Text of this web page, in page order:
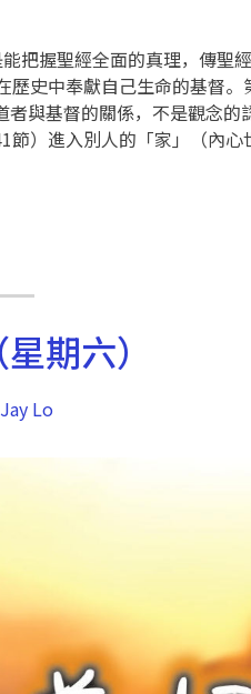
把握聖經全面的真理，傳聖
歷史中奉獻自己生命的基督
與基督的關係，不是觀念
）進入別人的「家」（內
期六）
Jay Lo